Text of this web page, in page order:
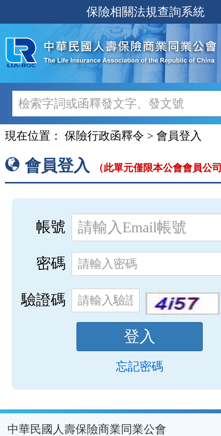
至
主
內
容
保險相關法規查詢系統
現在位置： 保險行政函釋令 > 會員登入
會員登入 （此單元僅限本公會會員公
帳號
密碼
驗證碼
忘記密碼
:::中華民國人壽保險商業同業公會